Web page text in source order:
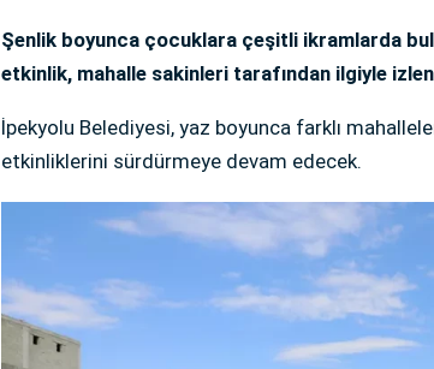
Şenlik boyunca çocuklara çeşitli ikramlarda
etkinlik, mahalle sakinleri tarafından ilgiyle
İpekyolu Belediyesi, yaz boyunca farklı
etkinliklerini sürdürmeye devam edecek.